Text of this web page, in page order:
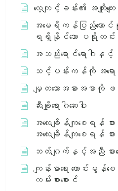
လေ့ကျင့်ခန်း၏ အကျိုးကျေးဇူ
အမေရိကန်ပြည်ထောင်စု
ရရှိနိုင်သော ပရိုတင်းဓာ
အသည်းရောင်ရောဂါနှင့်
သင့်ပန်းကန်ကို အရော
မျှတသောအစားအစာကို ဖ
ဆီးချိုရောဂါဆေးဝါး
အ​လေး​ချိန်​ကျ​စေ​ရန်​ စ
အ​လေး​ချိန်​ကျ​စေ​ရန်​ စာ
ဘတ်ဂျက်နှင့်အညီ စားသ
ကျန်းမာရေး ကောင်းမွ
ကမ်းစာစောင်